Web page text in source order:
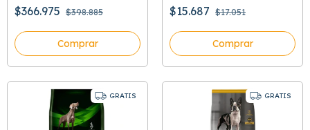
$366.975 $398.885
Comprar
$15.687 $17.051
Comprar
GRATIS GRATIS